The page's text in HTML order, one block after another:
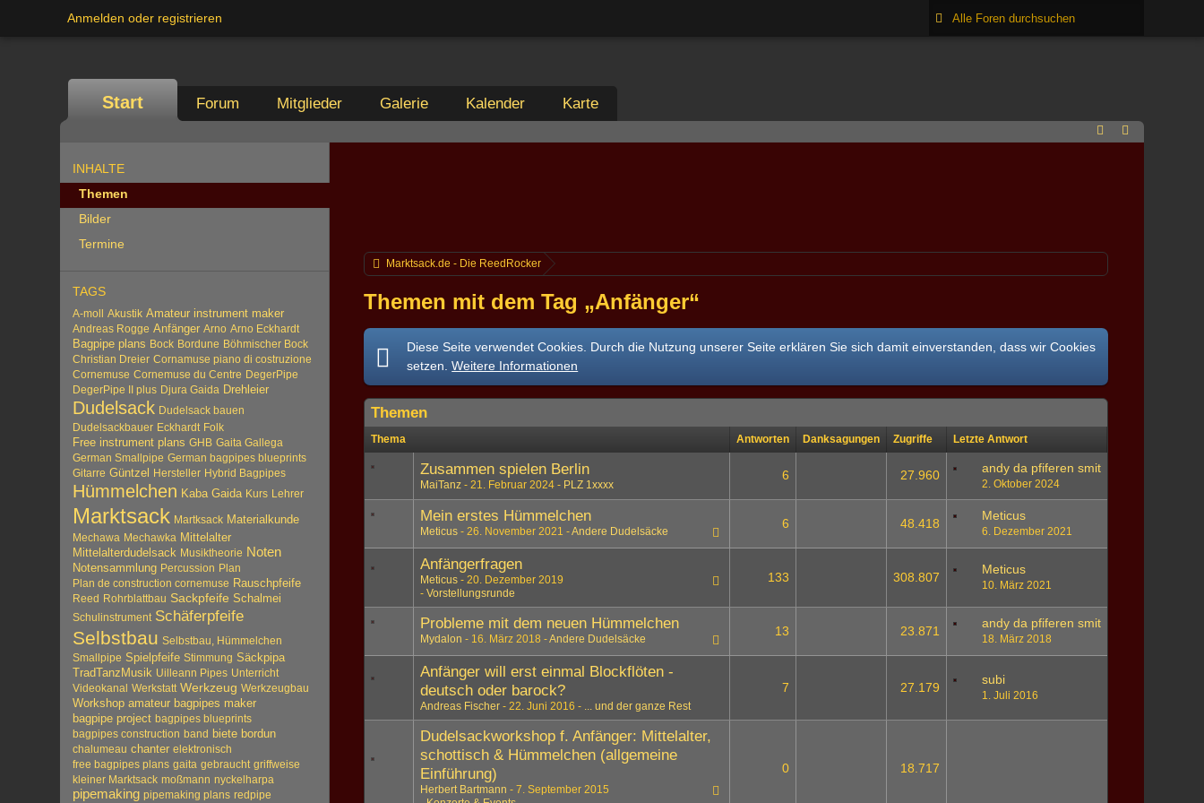
Anmelden oder registrieren
Start Forum Mitglieder Galerie Kalender Karte
INHALTE
Themen
Bilder
Termine
TAGS
A-moll Akustik Amateur instrument maker
Andreas Rogge Anfänger Arno Arno Eckhardt
Bagpipe plans Bock Bordune Böhmischer Bock
Christian Dreier Cornamuse piano di costruzione
Cornemuse Cornemuse du Centre DegerPipe
DegerPipe II plus Djura Gaida Drehleier
Dudelsack Dudelsack bauen
Dudelsackbauer Eckhardt Folk
Free instrument plans GHB Gaita Gallega
German Smallpipe German bagpipes blueprints
Gitarre Güntzel Hersteller Hybrid Bagpipes
Hümmelchen Kaba Gaida Kurs Lehrer
Marktsack Martksack Materialkunde
Mechawa Mechawka Mittelalter
Mittelalterdudelsack Musiktheorie Noten
Notensammlung Percussion Plan
Plan de construction cornemuse Rauschpfeife
Reed Rohrblattbau Sackpfeife Schalmei
Schulinstrument Schäferpfeife
Selbstbau Selbstbau, Hümmelchen
Smallpipe Spielpfeife Stimmung Säckpipa
TradTanzMusik Uilleann Pipes Unterricht
Videokanal Werkstatt Werkzeug Werkzeugbau
Workshop amateur bagpipes maker
bagpipe project bagpipes blueprints
bagpipes construction band biete bordun
chalumeau chanter elektronisch
free bagpipes plans gaita gebraucht griffweise
kleiner Marktsack moßmann nyckelharpa
pipemaking pipemaking plans redpipe
Marktsack.de - Die ReedRocker
Themen mit dem Tag „Anfänger“
Diese Seite verwendet Cookies. Durch die Nutzung unserer Seite erklären Sie sich damit einverstanden, dass wir Cookies
setzen.Weitere Informationen
Themen
Thema Antworten Danksagungen Zugriffe Letzte Antwort
Zusammen spielen Berlin
MaiTanz 21. Februar 2024 PLZ 1xxxx
6 27.960 andy da pfiferen smit
2. Oktober 2024
Mein erstes Hümmelchen
Meticus 26. November 2021 Andere Dudelsäcke
6 48.418
Meticus
6. Dezember 2021
Anfängerfragen
Meticus
20. Dezember 2019
Vorstellungsrunde
133 308.807
Meticus
10. März 2021
Probleme mit dem neuen Hümmelchen
Mydalon 16. März 2018 Andere Dudelsäcke
13 23.871
andy da pfiferen smit
18. März 2018
Anfänger will erst einmal Blockflöten -
deutsch oder barock?
Andreas Fischer 22. Juni 2016 ... und der ganze Rest
7 27.179
subi
1. Juli 2016
Dudelsackworkshop f. Anfänger: Mittelalter,
schottisch & Hümmelchen (allgemeine
Einführung)
Herbert Bartmann
7. September 2015
0 18.717